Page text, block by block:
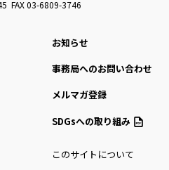
FAX 03-6809-3746
お知らせ
事務局へのお問い合わせ
メルマガ登録
SDGsへの取り組み
このサイトについて